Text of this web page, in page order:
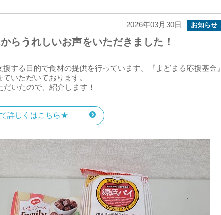
2026年03月30日 お知らせ
らうれしいお声をいただきました！
する目的で食材の提供を行っています。『よどまる応援基金』
いただいております。
いたので、紹介します！
詳しくはこちら★